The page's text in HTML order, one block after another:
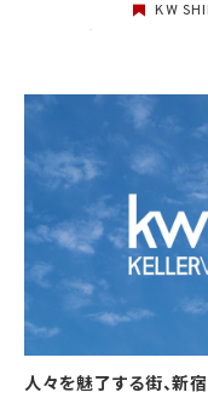
6. 個人情報の安全管理
当社は、個人情報の紛失、破
全管理が図られるよう、必要
る具体的な安全管理措置の内容
基本方針の策定
個人データの適正な取扱いの確
び苦情処理の窓口」等につい
個人データの取扱いに係る規
取得、利用、保存、提供、削除
任務等について個人データの
組織的安全管理措置
1）個人データの取扱いに関す
者及び当該従業者が取り扱う
KW
人々を魅了する街、新